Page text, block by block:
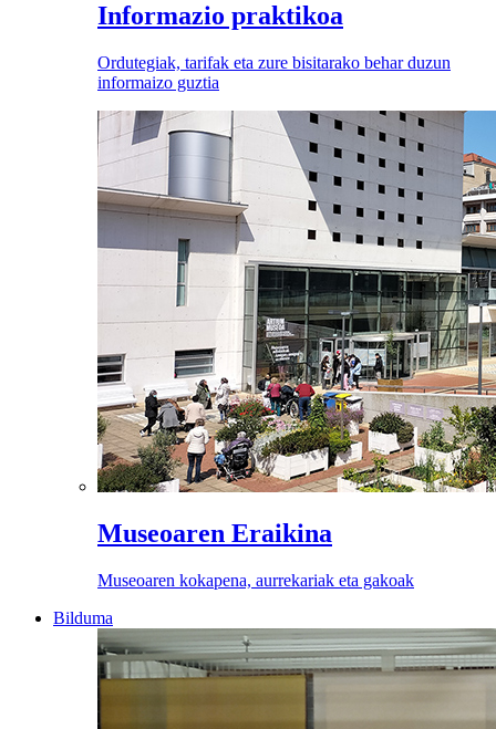
Informazio praktikoa
Ordutegiak, tarifak eta zure bisitarako behar duzun
informaizo guztia
Museoaren Eraikina
Museoaren kokapena, aurrekariak eta gakoak
Bilduma